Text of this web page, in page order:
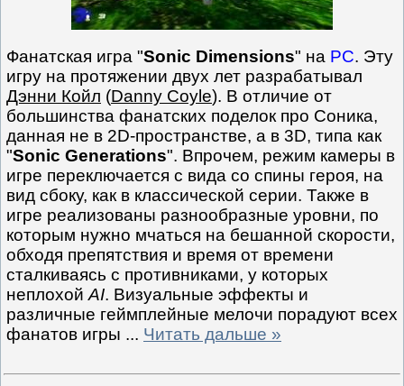
Фанатская игра "Sonic Dimensions" на PC. Эту
игру на протяжении двух лет разрабатывал
Дэнни Койл (Danny Coyle). В отличие от
большинства фанатских поделок про Соника,
данная не в 2D-пространстве, а в 3D, типа как
"Sonic Generations". Впрочем, режим камеры в
игре переключается с вида со спины героя, на
вид сбоку, как в классической серии. Также в
игре реализованы разнообразные уровни, по
которым нужно мчаться на бешанной скорости,
обходя препятствия и время от времени
сталкиваясь с противниками, у которых
неплохой AI. Визуальные эффекты и
различные геймплейные мелочи порадуют всех
фанатов игры ... Читать дальше »